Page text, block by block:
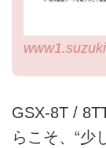
GSX-8T /
らこそ、“少